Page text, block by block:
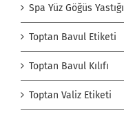
Spa Yüz Göğüs Yastığı
Toptan Bavul Etiketi
Toptan Bavul Kılıfı
Toptan Valiz Etiketi